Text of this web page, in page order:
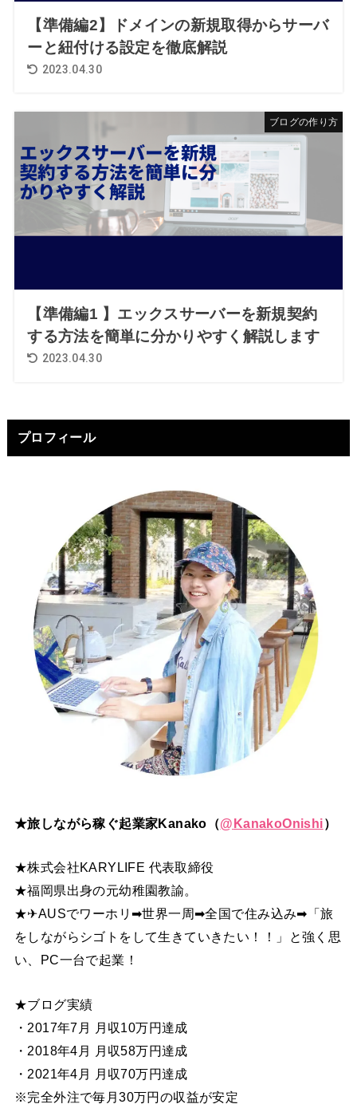
【準備編2】ドメインの新規取得からサーバ
ーと紐付ける設定を徹底解説
2023.04.30
ブログの作り方
【準備編1 】エックスサーバーを新規契約
する方法を簡単に分かりやすく解説します
2023.04.30
プロフィール
★旅しながら稼ぐ起業家Kanako（@KanakoOnishi）
★株式会社KARYLIFE 代表取締役
★福岡県出身の元幼稚園教諭。
★✈AUSでワーホリ➡世界一周➡全国で住み込み➡「旅
をしながらシゴトをして生きていきたい！！」と強く思
い、PC一台で起業！
★ブログ実績
・2017年7月 月収10万円達成
・2018年4月 月収58万円達成
・2021年4月 月収70万円達成
※完全外注で毎月30万円の収益が安定